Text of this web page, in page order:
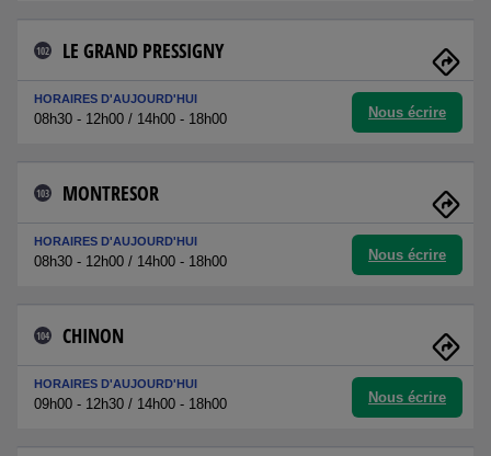
102 LE GRAND PRESSIGNY
HORAIRES D'AUJOURD'HUI
08h30 - 12h00 / 14h00 - 18h00 Nous écrire
103 MONTRESOR
HORAIRES D'AUJOURD'HUI
08h30 - 12h00 / 14h00 - 18h00 Nous écrire
104 CHINON
HORAIRES D'AUJOURD'HUI
09h00 - 12h30 / 14h00 - 18h00 Nous écrire